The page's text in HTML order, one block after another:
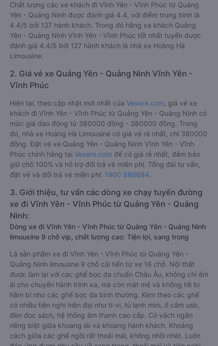
Chất lượng các xe khách đi Vĩnh Yên - Vĩnh Phúc từ Quảng
Yên - Quảng Ninh được đánh giá 4.4, với điểm trung bình là
4.4/5 bởi 127 hành khách. Trong đó hãng xe khách Quảng
Yên - Quảng Ninh Vĩnh Yên - Vĩnh Phúc tốt nhất tuyến được
đánh giá 4.4/5 bởi 127 hành khách là nhà xe Hoàng Hà
Limousine.
2. Giá vé xe Quảng Yên - Quảng Ninh Vĩnh Yên -
Vĩnh Phúc
Hiện tại, theo cập nhật mới nhất của Vexere.com , giá vé xe
khách đi Vĩnh Yên - Vĩnh Phúc từ Quảng Yên - Quảng Ninh có
mức giá dao động từ 380000 đồng - 380000 đồng. Trong
đó, nhà xe Hoàng Hà Limousine có giá vé rẻ nhất, chỉ 380000
đồng. Đặt vé xe Quảng Yên - Quảng Ninh Vĩnh Yên - Vĩnh
Phúc chính hãng tại Vexere.com để có giá rẻ nhất, đảm bảo
giữ chỗ 100% và hỗ trợ đổi trả vé miễn phí. Tổng đài tư vấn,
đặt vé và đổi trả vé miễn phí: 1900 888684.
3. Giới thiệu, tư vấn các dòng xe chạy tuyến đường
xe đi Vĩnh Yên - Vĩnh Phúc từ Quảng Yên - Quảng
Ninh:
Dòng xe đi Vĩnh Yên - Vĩnh Phúc từ Quảng Yên - Quảng Ninh
limousine 9 chỗ vip, chất lượng cao: Tiện lợi, sang trọng
Là sản phẩm xe đi Vĩnh Yên - Vĩnh Phúc từ Quảng Yên -
Quảng Ninh limousine 9 chỗ cải tiến từ xe 16 chỗ. Nội thất
được làm lại với các ghế bọc da chuẩn Châu Âu, không chỉ êm
ái cho chuyến hành trình xa, mà còn mát mẻ và không hề bị
hầm bí như các ghế bọc da bình thường. Kèm theo các ghế
có nhiều tiện nghi hiện đại như ti-vi, tủ lạnh mini, ổ cắm usb,
đèn đọc sách, hệ thống âm thanh cao cấp. Có vách ngăn
riêng biệt giữa khoang lái và khoang hành khách. Khoảng
cách giữa các ghế ngồi rất thoải mái, không nhồi nhét. Luôn